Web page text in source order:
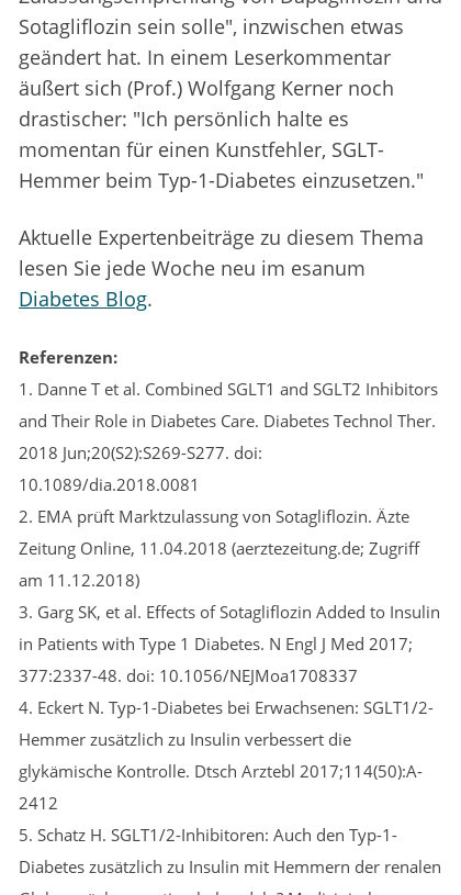
Sotagliflozin sein solle", inzwischen etwas
geändert hat. In einem Leserkommentar
äußert sich (Prof.) Wolfgang Kerner noch
drastischer: "Ich persönlich halte es
momentan für einen Kunstfehler, SGLT-
Hemmer beim Typ-1-Diabetes einzusetzen."
Aktuelle Expertenbeiträge zu diesem Thema
lesen Sie jede Woche neu im esanum
Diabetes Blog.
Referenzen:
1. Danne T et al. Combined SGLT1 and SGLT2 Inhibitors
and Their Role in Diabetes Care. Diabetes Technol Ther.
2018 Jun;20(S2):S269-S277. doi:
10.1089/dia.2018.0081
2. EMA prüft Marktzulassung von Sotagliflozin. Äzte
Zeitung Online, 11.04.2018 (aerztezeitung.de; Zugriff
am 11.12.2018)
3. Garg SK, et al. Effects of Sotagliflozin Added to Insulin
in Patients with Type 1 Diabetes. N Engl J Med 2017;
377:2337-48. doi: 10.1056/NEJMoa1708337
4. Eckert N. Typ-1-Diabetes bei Erwachsenen: SGLT1/2-
Hemmer zusätzlich zu Insulin verbessert die
glykämische Kontrolle. Dtsch Arztebl 2017;114(50):A-
2412
5. Schatz H. SGLT1/2-Inhibitoren: Auch den Typ-1-
Diabetes zusätzlich zu Insulin mit Hemmern der renalen